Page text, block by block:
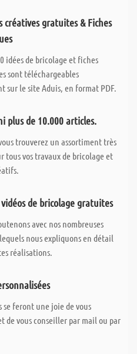
créatives gratuites & Fiches
idées de bricolage et fiches
sont téléchargeables
sur le site Aduis, en format PDF.
plus de 10.000 articles.
trouverez un assortiment très
tous vos travaux de bricolage et
de bricolage gratuites
avec nos nombreuses
nous expliquons en détail
réalisations.
se feront une joie de vous
de vous conseiller par mail ou par